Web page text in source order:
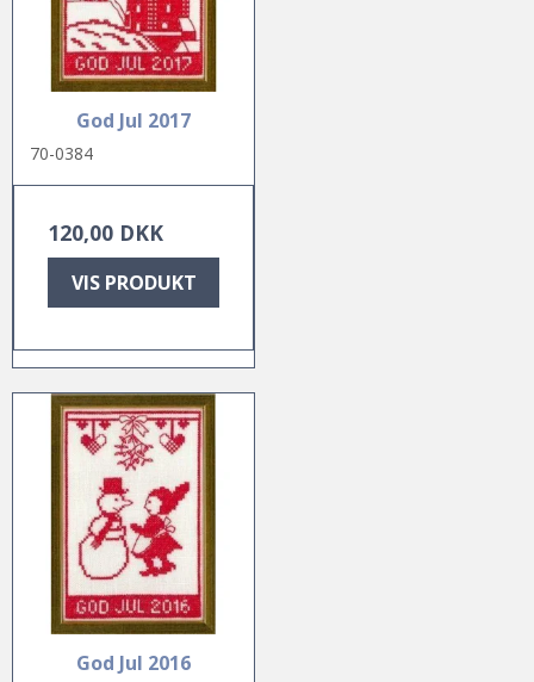
God Jul 2017
70-0384
120,00 DKK
VIS PRODUKT
God Jul 2016